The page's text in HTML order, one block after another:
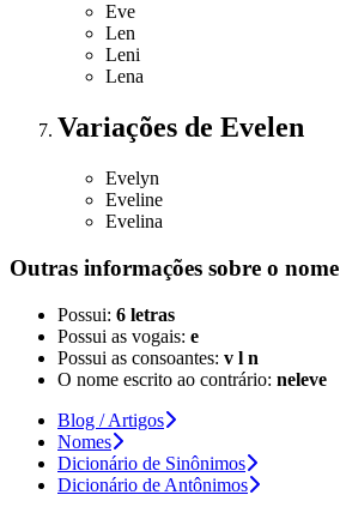
Eve
Len
Leni
Lena
Variações de Evelen
Evelyn
Eveline
Evelina
Outras informações sobre o nome
Possui: 6 letras
Possui as vogais: e
Possui as consoantes: v l n
O nome escrito ao contrário: neleve
Blog / Artigos
Nomes
Dicionário de Sinônimos
Dicionário de Antônimos